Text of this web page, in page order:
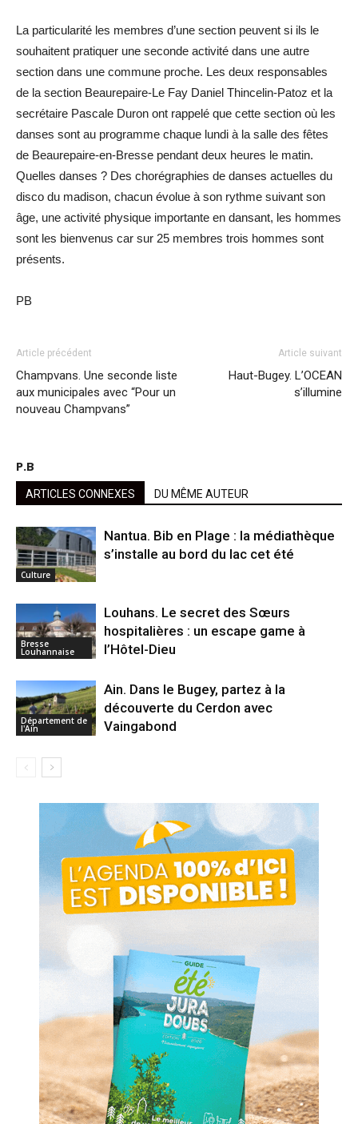
La particularité les membres d’une section peuvent si ils le
souhaitent pratiquer une seconde activité dans une autre
section dans une commune proche. Les deux responsables
de la section Beaurepaire-Le Fay Daniel Thincelin-Patoz et la
secrétaire Pascale Duron ont rappelé que cette section où les
danses sont au programme chaque lundi à la salle des fêtes
de Beaurepaire-en-Bresse pendant deux heures le matin.
Quelles danses ? Des chorégraphies de danses actuelles du
disco du madison, chacun évolue à son rythme suivant son
âge, une activité physique importante en dansant, les hommes
sont les bienvenus car sur 25 membres trois hommes sont
présents.
PB
Article précédent
Champvans. Une seconde liste
aux municipales avec “Pour un
nouveau Champvans”
Article suivant
Haut-Bugey. L’OCEAN
s’illumine
P.B
ARTICLES CONNEXES DU MÊME AUTEUR
Culture
Nantua. Bib en Plage : la médiathèque
s’installe au bord du lac cet été
Bresse
Louhannaise
Louhans. Le secret des Sœurs
hospitalières : un escape game à
l’Hôtel-Dieu
Département de
l'Ain
Ain. Dans le Bugey, partez à la
découverte du Cerdon avec
Vaingabond